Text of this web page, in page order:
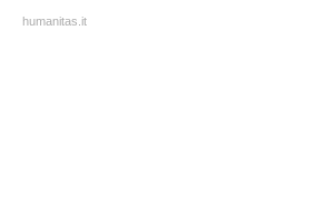
humanitas.it